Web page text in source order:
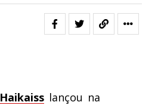
Haikaiss lançou na